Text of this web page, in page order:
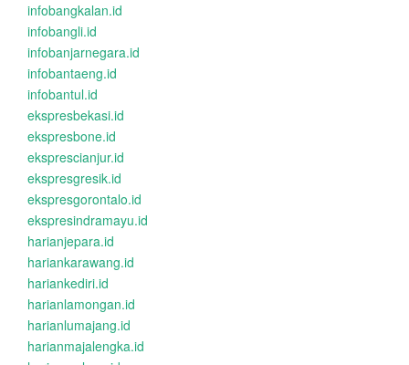
infobangkalan.id
infobangli.id
infobanjarnegara.id
infobantaeng.id
infobantul.id
ekspresbekasi.id
ekspresbone.id
eksprescianjur.id
ekspresgresik.id
ekspresgorontalo.id
ekspresindramayu.id
harianjepara.id
hariankarawang.id
hariankediri.id
harianlamongan.id
harianlumajang.id
harianmajalengka.id